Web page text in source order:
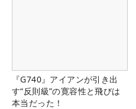
『G740』アイアンが引き出
す“反則級”の寛容性と飛びは
本当だった！